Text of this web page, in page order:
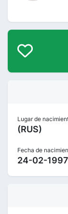
Lugar de
(RUS)
Fecha de
24-02-